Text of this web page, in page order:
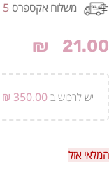
משלוח אקספרס 5 – 9 ימי עסקים!
₪ 21.00
יש לרכוש ב ₪ 350.00
המלאי אזל